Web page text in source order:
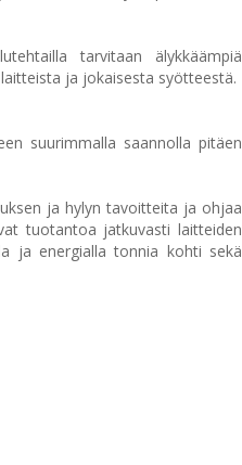
tarvitaan älykkäämpiä
ja jokaisesta syötteestä.
suurimmalla saannolla pitäen
ja hylyn tavoitteita ja ohjaa
tuotantoa jatkuvasti laitteiden
ja energialla tonnia kohti sekä